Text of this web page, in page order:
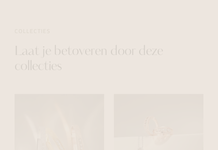
Laat je betoveren door deze
collecties